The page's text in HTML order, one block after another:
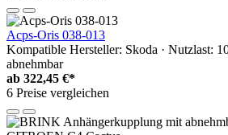
Acps-Oris 038-013
Kompatible Hersteller: Skoda · Nutzlast:
abnehmbar
ab 322,45 €*
6 Preise vergleichen